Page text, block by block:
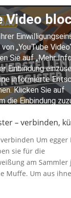
– verbinden,
Um egger
sie für die
am Sammler
Muffe. Um aus